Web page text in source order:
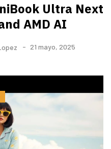
Ultra ​Next
AMD AI
21 mayo, 2025